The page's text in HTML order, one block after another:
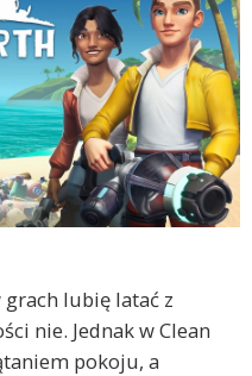
grach lubię latać z
nie. Jednak w Clean
pokoju, a